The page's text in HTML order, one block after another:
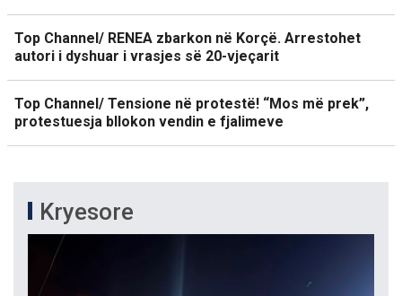
Top Channel/ RENEA zbarkon në Korçë. Arrestohet
autori i dyshuar i vrasjes së 20-vjeçarit
Top Channel/ Tensione në protestë! “Mos më prek”,
protestuesja bllokon vendin e fjalimeve
Kryesore